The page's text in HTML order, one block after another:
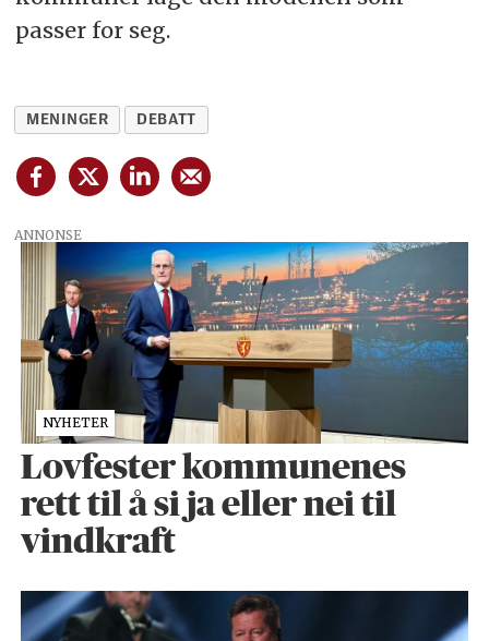
passer for seg.
MENINGER DEBATT
ANNONSE
NYHETER
Lovfester kommunenes
rett til å si ja eller nei til
vindkraft